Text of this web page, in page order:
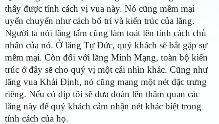
thấy được tính cách vị vua này. Nó cũng mềm mại
uyển chuyển như cách bố trí và kiến trúc của lăng.
Người ta nói lăng tẩm cũng làm toát lên tính cách chủ
nhân của nó. Ở lăng Tự Đức, quý khách sẽ bắt gặp sự
mềm mại. Còn đối với lăng Minh Mạng, toàn bộ kiến
trúc ở đây sẽ cho quý vị một cái nhìn khác. Cũng như
lăng vua Khải Định, nó cũng mang một nét đặc trưng
riêng. Nếu có dịp tôi sẽ đưa đoàn lên thăm quan các
lăng này để quý khách cảm nhận nét khác biệt trong
tính cách của họ.